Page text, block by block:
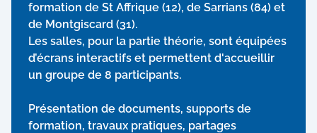
formation de St Affrique (12), de Sarrians (84) et
de Montgiscard (31).
Les salles, pour la partie théorie, sont équipées
d’écrans interactifs et permettent d'accueillir
un groupe de 8 participants.
Présentation de documents, supports de
formation, travaux pratiques, partages